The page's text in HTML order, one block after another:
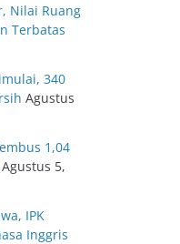
Nilai Ruang
Terbatas
340
Agustus
1,04
Agustus 5,
IPK
Inggris